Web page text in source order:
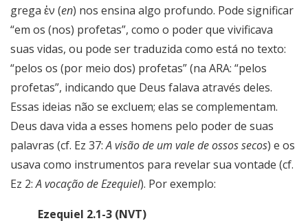
grega ἐν (en) nos ensina algo profundo. Pode significar
“em os (nos) profetas”, como o poder que vivificava
suas vidas, ou pode ser traduzida como está no texto:
“pelos os (por meio dos) profetas” (na ARA: “pelos
profetas”, indicando que Deus falava através deles.
Essas ideias não se excluem; elas se complementam.
Deus dava vida a esses homens pelo poder de suas
palavras (cf. Ez 37:A visão de um vale de ossos secos) e os
usava como instrumentos para revelar sua vontade (cf.
Ez 2:A vocação de Ezequiel). Por exemplo:
Ezequiel 2.1-3 (NVT)